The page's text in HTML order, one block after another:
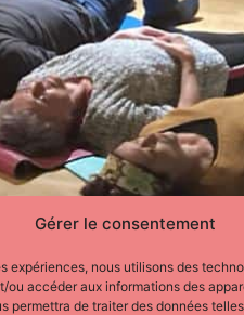
Gérer le consentement
expériences, nous utilisons des
ou accéder aux informations des
permettra de traiter des données